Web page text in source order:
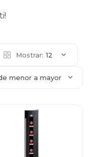
Mostrar: 12
menor a mayor